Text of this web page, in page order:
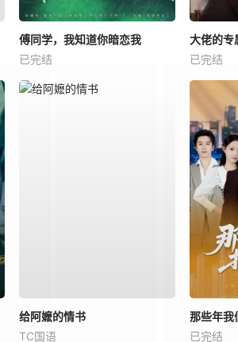
傅同学，我知道你暗恋我
已完结
大佬的专
已完结
给阿嬷的情书
TC国语
那些年我
已完结